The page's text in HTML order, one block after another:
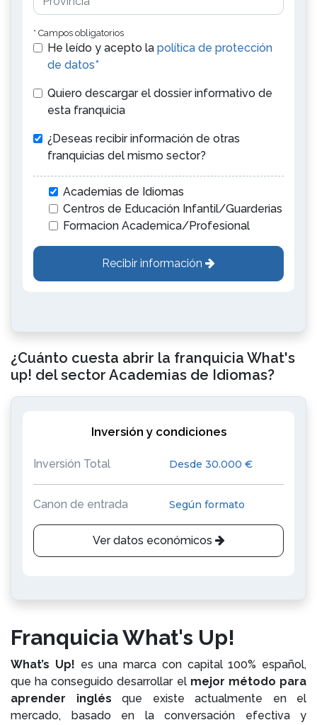
* Campos obligatorios
He leído y acepto la política de protección
de datos*
Quiero descargar el dossier informativo de
esta franquicia
¿Deseas recibir información de otras
franquicias del mismo sector?
Academias de Idiomas
Centros de Educación Infantil/Guarderias
Formacion Academica/Profesional
Recibir información
¿Cuánto cuesta abrir la franquicia What's
up! del sector Academias de Idiomas?
Inversión y condiciones
Inversión Total Desde 30.000 €
Canon de entrada Según formato
Ver datos económicos
Franquicia What's Up!
What’s Up! es una marca con capital 100% español,
que ha conseguido desarrollar elmejor método para
aprender inglés que existe actualmente en el
mercado, basado en la conversación efectiva y